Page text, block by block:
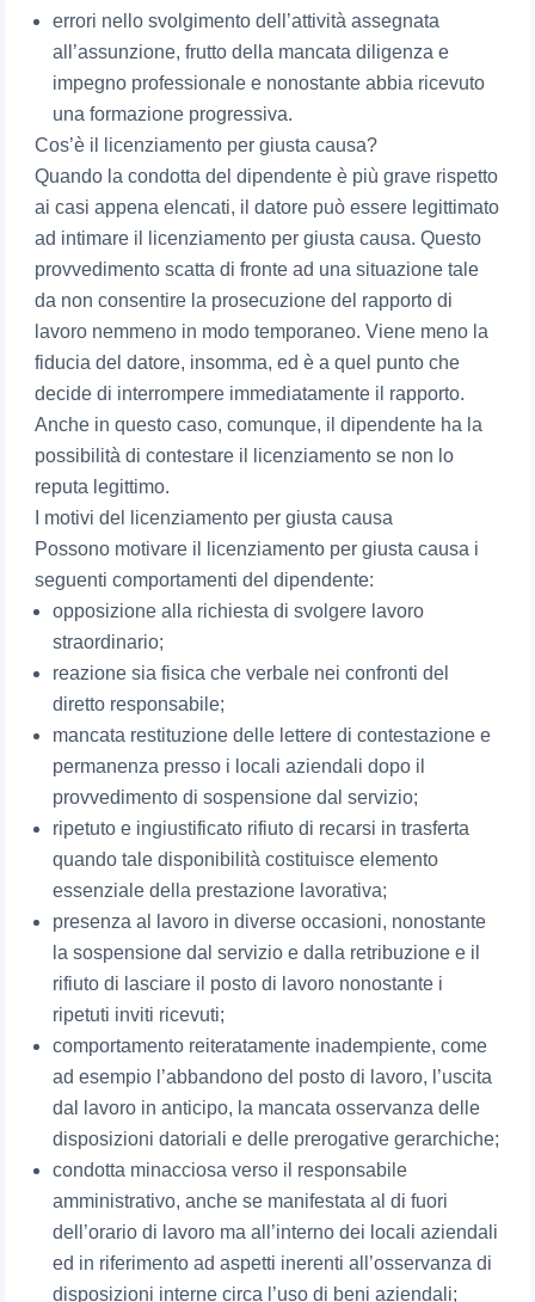
errori nello svolgimento dell’attività assegnata
all’assunzione, frutto della mancata diligenza e
impegno professionale e nonostante abbia ricevuto
una formazione progressiva.
Cos’è il licenziamento per giusta causa?
Quando la condotta del dipendente è più grave rispetto
ai casi appena elencati, il datore può essere legittimato
ad intimare il licenziamento per giusta causa. Questo
provvedimento scatta di fronte ad una situazione tale
da non consentire la prosecuzione del rapporto di
lavoro nemmeno in modo temporaneo. Viene meno la
fiducia del datore, insomma, ed è a quel punto che
decide di interrompere immediatamente il rapporto.
Anche in questo caso, comunque, il dipendente ha la
possibilità di contestare il licenziamento se non lo
reputa legittimo.
I motivi del licenziamento per giusta causa
Possono motivare il licenziamento per giusta causa i
seguenti comportamenti del dipendente:
opposizione alla richiesta di svolgere lavoro
straordinario;
reazione sia fisica che verbale nei confronti del
diretto responsabile;
mancata restituzione delle lettere di contestazione e
permanenza presso i locali aziendali dopo il
provvedimento di sospensione dal servizio;
ripetuto e ingiustificato rifiuto di recarsi in trasferta
quando tale disponibilità costituisce elemento
essenziale della prestazione lavorativa;
presenza al lavoro in diverse occasioni, nonostante
la sospensione dal servizio e dalla retribuzione e il
rifiuto di lasciare il posto di lavoro nonostante i
ripetuti inviti ricevuti;
comportamento reiteratamente inadempiente, come
ad esempio l’abbandono del posto di lavoro, l’uscita
dal lavoro in anticipo, la mancata osservanza delle
disposizioni datoriali e delle prerogative gerarchiche;
condotta minacciosa verso il responsabile
amministrativo, anche se manifestata al di fuori
dell’orario di lavoro ma all’interno dei locali aziendali
ed in riferimento ad aspetti inerenti all’osservanza di
disposizioni interne circa l’uso di beni aziendali;